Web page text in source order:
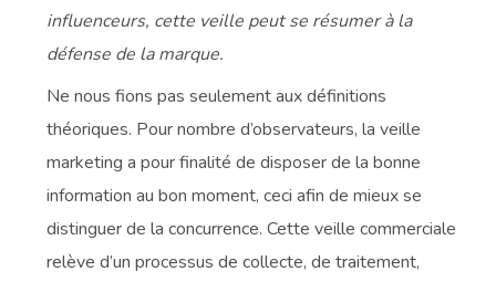
influenceurs, cette veille peut se résumer à la
défense de la marque.
Ne nous fions pas seulement aux définitions
théoriques. Pour nombre d’observateurs, la veille
marketing a pour finalité de disposer de la bonne
information au bon moment, ceci afin de mieux se
distinguer de la concurrence. Cette veille commerciale
relève d’un processus de collecte, de traitement,